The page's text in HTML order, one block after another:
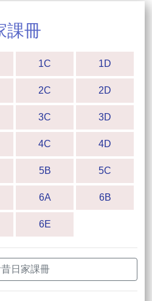
課冊
1C 1D
2C 2D
3C 3D
4C 4D
5B 5C
6A 6B
6E
日家課冊